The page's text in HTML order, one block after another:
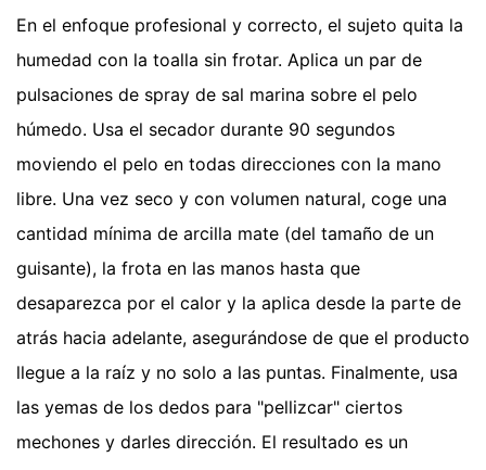
En el enfoque profesional y correcto, el sujeto quita la
humedad con la toalla sin frotar. Aplica un par de
pulsaciones de spray de sal marina sobre el pelo
húmedo. Usa el secador durante 90 segundos
moviendo el pelo en todas direcciones con la mano
libre. Una vez seco y con volumen natural, coge una
cantidad mínima de arcilla mate (del tamaño de un
guisante), la frota en las manos hasta que
desaparezca por el calor y la aplica desde la parte de
atrás hacia adelante, asegurándose de que el producto
llegue a la raíz y no solo a las puntas. Finalmente, usa
las yemas de los dedos para "pellizcar" ciertos
mechones y darles dirección. El resultado es un